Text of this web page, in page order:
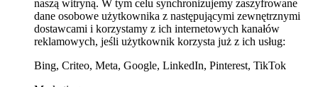
naszą witryną. W tym celu synchronizujemy zaszyfrowane
dane osobowe użytkownika z następującymi zewnętrznymi
dostawcami i korzystamy z ich internetowych kanałów
reklamowych, jeśli użytkownik korzysta już z ich usług:
Bing, Criteo, Meta, Google, LinkedIn, Pinterest, TikTok